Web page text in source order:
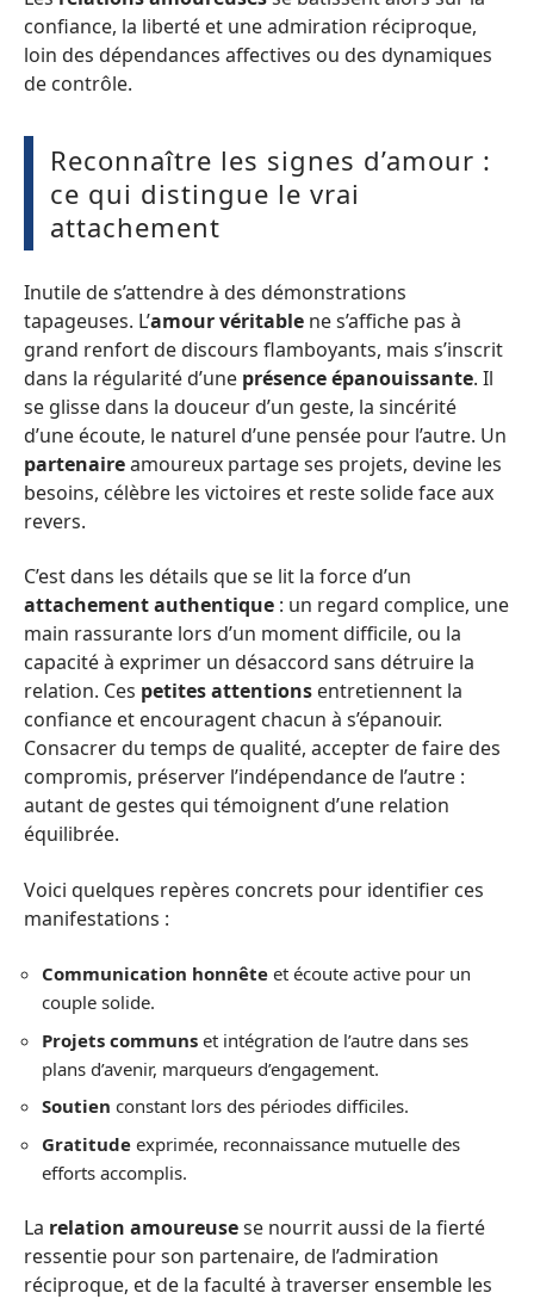
confiance, la liberté et une admiration réciproque,
loin des dépendances affectives ou des dynamiques
de contrôle.
Reconnaître les signes d’amour :
ce qui distingue le vrai
attachement
Inutile de s’attendre à des démonstrations
tapageuses. L’amour véritable ne s’affiche pas à
grand renfort de discours flamboyants, mais s’inscrit
dans la régularité d’une présence épanouissante. Il
se glisse dans la douceur d’un geste, la sincérité
d’une écoute, le naturel d’une pensée pour l’autre. Un
partenaireamoureux partage ses projets, devine les
besoins, célèbre les victoires et reste solide face aux
revers.
C’est dans les détails que se lit la force d’un
attachement authentique : un regard complice, une
main rassurante lors d’un moment difficile, ou la
capacité à exprimer un désaccord sans détruire la
relation. Ces petites attentions entretiennent la
confiance et encouragent chacun à s’épanouir.
Consacrer du temps de qualité, accepter de faire des
compromis, préserver l’indépendance de l’autre :
autant de gestes qui témoignent d’une relation
équilibrée.
Voici quelques repères concrets pour identifier ces
manifestations :
Communication honnête et écoute active pour un
couple solide.
Projets communs et intégration de l’autre dans ses
plans d’avenir, marqueurs d’engagement.
Soutien constant lors des périodes difficiles.
Gratitude exprimée, reconnaissance mutuelle des
efforts accomplis.
La relation amoureusese nourrit aussi de la fierté
ressentie pour son partenaire, de l’admiration
réciproque, et de la faculté à traverser ensemble les